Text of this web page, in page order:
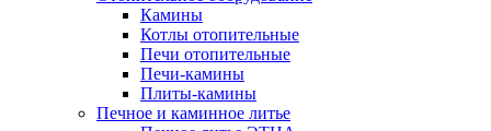
Камины
Котлы отопительные
Печи отопительные
Печи-камины
Плиты-камины
Печное и каминное литье